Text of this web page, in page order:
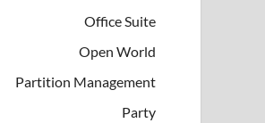
Office Suite
Open World
Partition Management
Party